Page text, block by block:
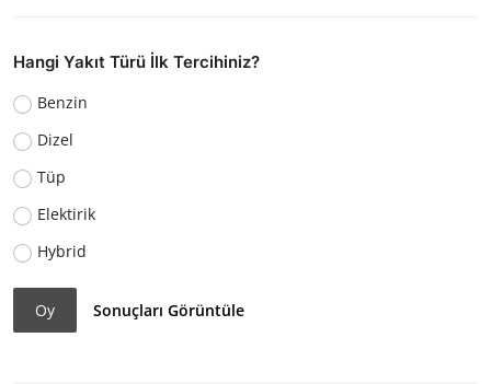
Hangi Yakıt Türü İlk Tercihiniz?
Benzin
Dizel
Tüp
Elektirik
Hybrid
Oy Sonuçları Görüntüle